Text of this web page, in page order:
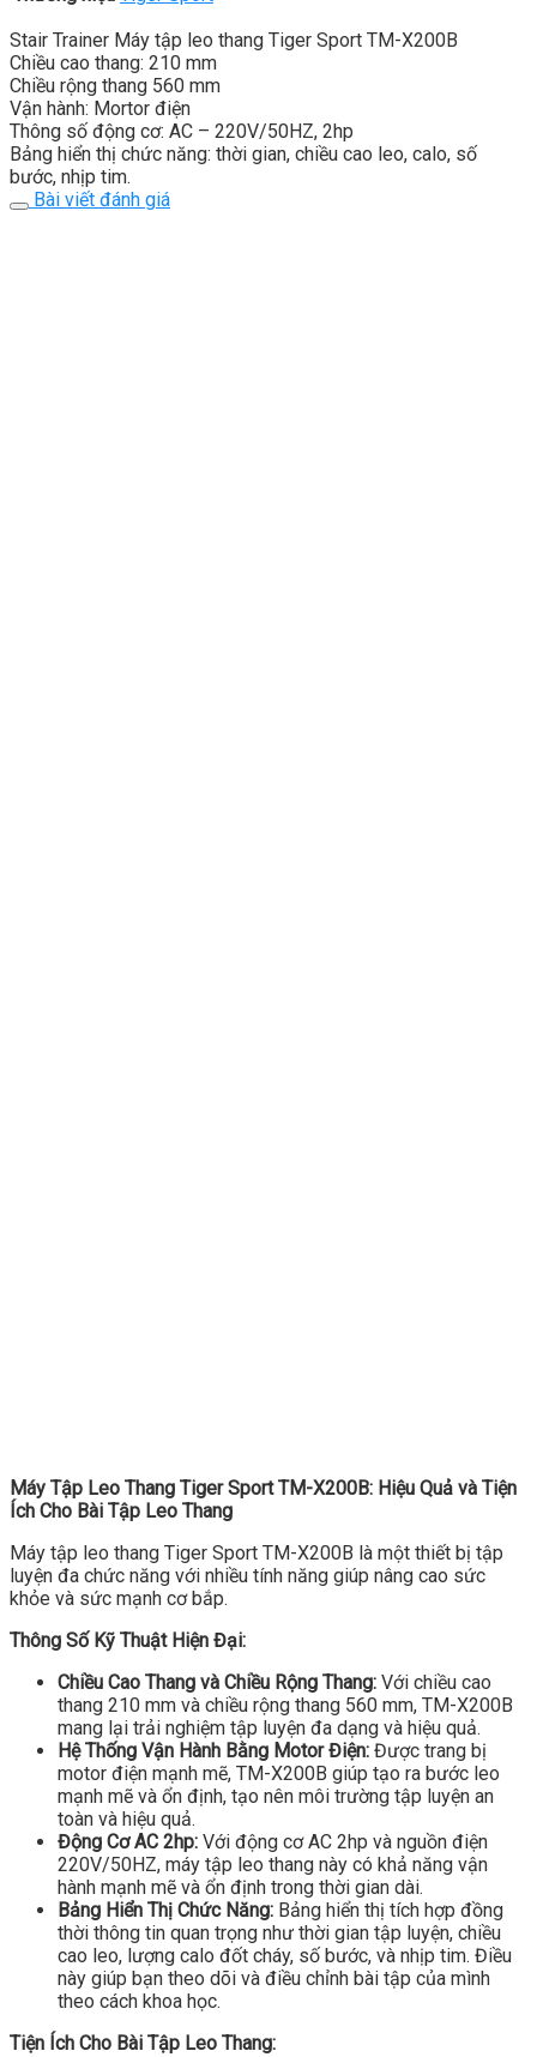
Stair Trainer Máy tập leo thang Tiger Sport TM-X200B
Chiều cao thang: 210 mm
Chiều rộng thang 560 mm
Vận hành: Mortor điện
Thông số động cơ: AC – 220V/50HZ, 2hp
Bảng hiển thị chức năng: thời gian, chiều cao leo, calo, số
bước, nhịp tim.
Bài viết đánh giá
Máy Tập Leo Thang Tiger Sport TM-X200B: Hiệu Quả và Tiện
Ích Cho Bài Tập Leo Thang
Máy tập leo thang Tiger Sport TM-X200B là một thiết bị tập
luyện đa chức năng với nhiều tính năng giúp nâng cao sức
khỏe và sức mạnh cơ bắp.
Thông Số Kỹ Thuật Hiện Đại:
Chiều Cao Thang và Chiều Rộng Thang: Với chiều cao
thang 210 mm và chiều rộng thang 560 mm, TM-X200B
mang lại trải nghiệm tập luyện đa dạng và hiệu quả.
Hệ Thống Vận Hành Bằng Motor Điện: Được trang bị
motor điện mạnh mẽ, TM-X200B giúp tạo ra bước leo
mạnh mẽ và ổn định, tạo nên môi trường tập luyện an
toàn và hiệu quả.
Động Cơ AC 2hp: Với động cơ AC 2hp và nguồn điện
220V/50HZ, máy tập leo thang này có khả năng vận
hành mạnh mẽ và ổn định trong thời gian dài.
Bảng Hiển Thị Chức Năng: Bảng hiển thị tích hợp đồng
thời thông tin quan trọng như thời gian tập luyện, chiều
cao leo, lượng calo đốt cháy, số bước, và nhịp tim. Điều
này giúp bạn theo dõi và điều chỉnh bài tập của mình
theo cách khoa học.
Tiện Ích Cho Bài Tập Leo Thang: